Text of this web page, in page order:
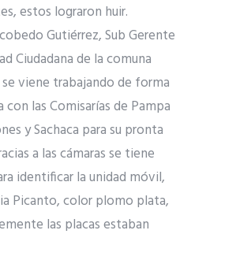
estos lograron huir.
Gutiérrez, Sub Gerente
Ciudadana de la comuna
viene trabajando de forma
con las Comisarías de Pampa
y Sachaca para su pronta
a las cámaras se tiene
identificar la unidad móvil,
Picanto, color plomo plata,
las placas estaban